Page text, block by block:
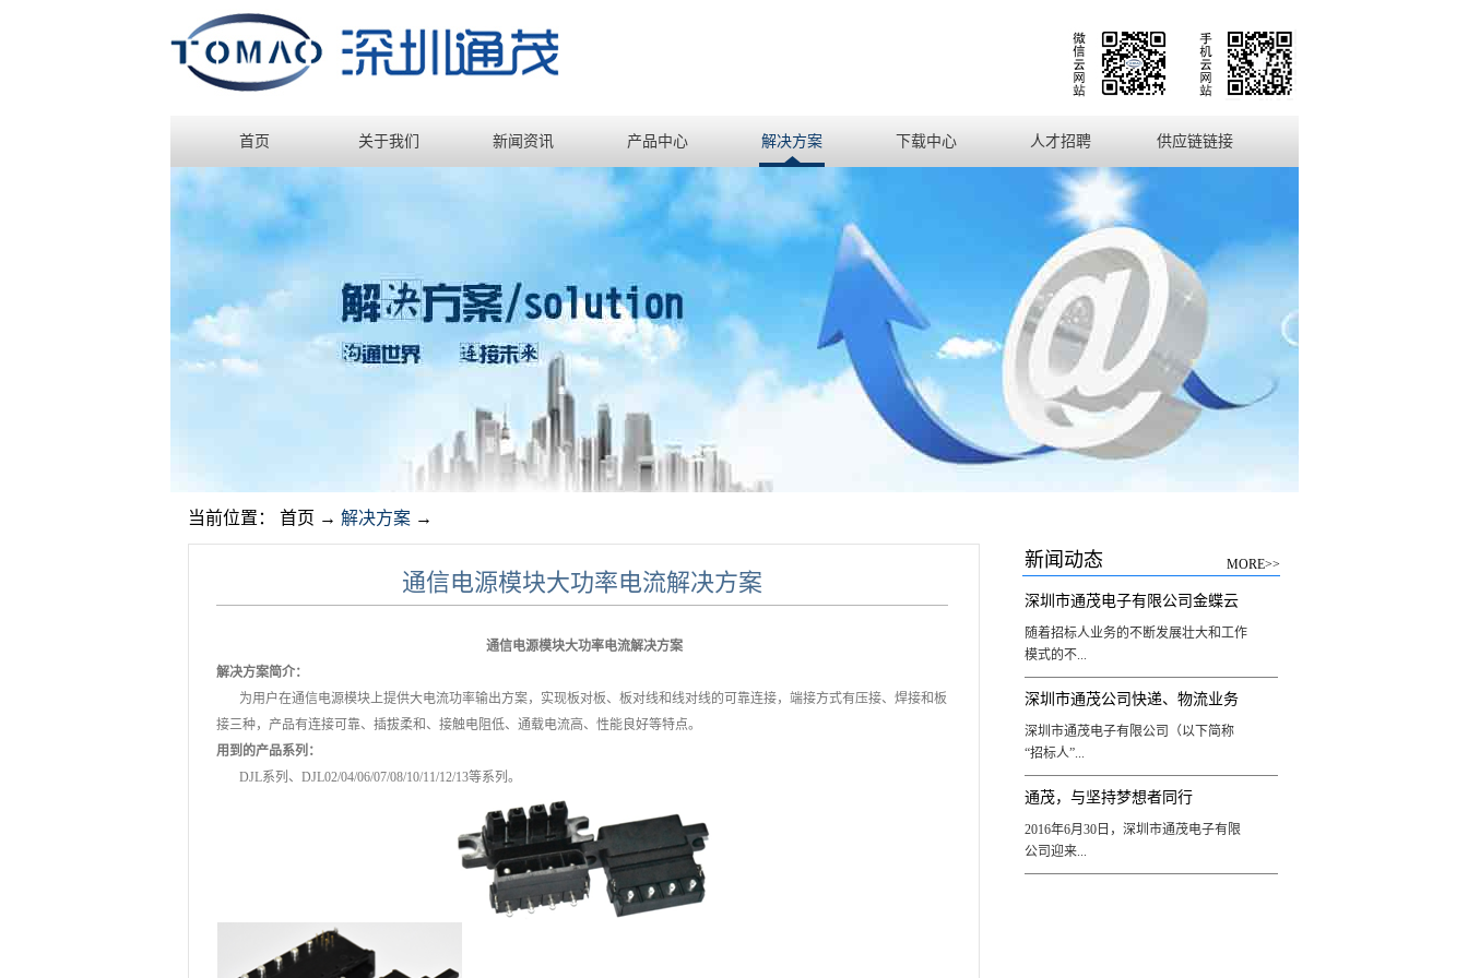
首页 关于我们 新闻资讯 产品中心 解决方案 下载中心 人才招聘 供应链链接
当前位置： 首页 → 解决方案 →
通信电源模块大功率电流解决方案
通信电源模块大功率电流解决方案
解决方案简介：
为用户在通信电源模块上提供大电流功率输出方案，实现板对板、板对线和线对线的可靠连接，端接方式有压接、焊接和板
接三种，产品有连接可靠、插拔柔和、接触电阻低、通载电流高、性能良好等特点。
用到的产品系列：
DJL系列、DJL02/04/06/07/08/10/11/12/13等系列。
新闻动态 MORE>>
深圳市通茂电子有限公司金蝶云
星空软件采购及系统实施开发项
随着招标人业务的不断发展壮大和工作
模式的不...
断调整优化，同时为了适应市场要求，
对各管理系统的功能需求也在不断演
应对业务现有形势和变化。本项目拟采
购较为成熟的“金蝶云星空”业务流程管
理系统软件及支撑软硬件，并进行定制
化实施及开发，ERP标准实施、计划管
理、供应商协同平台、订单成本效益、
深圳市通茂公司快递、物流业务
招标公告
深圳市通茂电子有限公司（以下简称
“招标人”...
）就快递、物流业务项目（以下简称
“本项目”）进行公开招标，欢迎有资质
通茂，与坚持梦想者同行
2016年6月30日，深圳市通茂电子有限
公司迎来...